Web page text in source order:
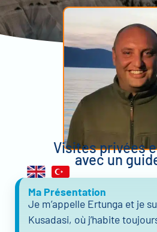
Visites privées
avec un
Ma Présentation
Je m’appelle Ertunga et je
Kusadasi, où j’habite